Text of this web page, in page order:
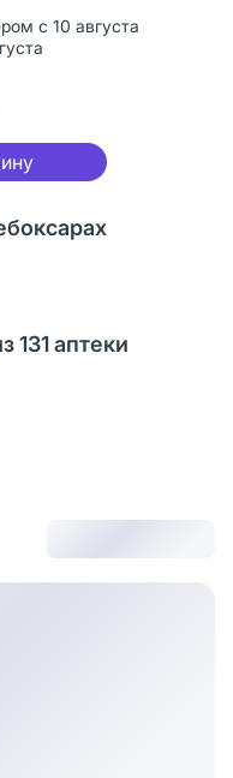
с 10 августа
131 аптеки